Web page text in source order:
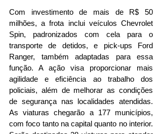
Com investimento de mais de R$ 50
milhões, a frota inclui veículos Chevrolet
Spin, padronizados com cela para o
transporte de detidos, e pick-ups Ford
Ranger, também adaptadas para essa
função. A ação visa proporcionar mais
agilidade e eficiência ao trabalho dos
policiais, além de melhorar as condições
de segurança nas localidades atendidas.
As viaturas chegarão a 177 municípios,
com foco tanto na capital quanto no interior.